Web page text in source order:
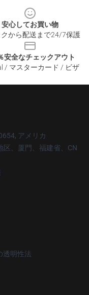
安心してお買い物
クから配送まで24/7保護
安全なチェックアウト
/ マスターカード / ビザ
アメリカ
区、厦門、福建省、CN
透明性法